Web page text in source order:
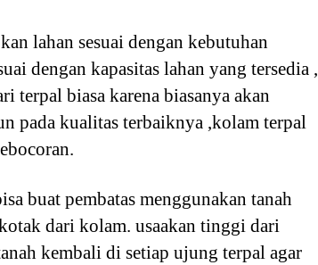
lahan sesuai dengan kebutuhan
dengan kapasitas lahan yang tersedia ,
terpal biasa karena biasanya akan
pada kualitas terbaiknya ,kolam terpal
buat pembatas menggunakan tanah
dari kolam. usaakan tinggi dari
kembali di setiap ujung terpal agar